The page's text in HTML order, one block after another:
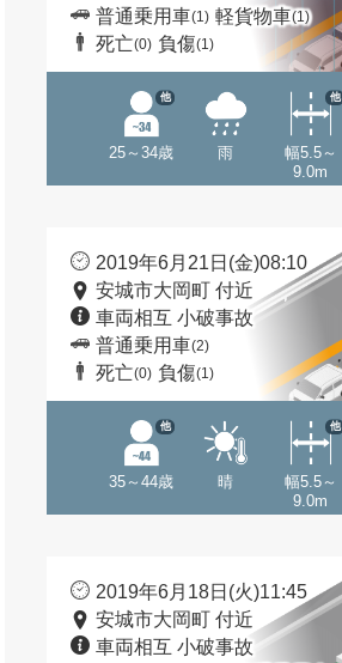
普通乗用車(1) 軽貨物車(1)
死亡(0) 負傷(1)
25～34歳
他
雨
幅5.5～
9.0m
他
2019年6月21日(金)08:10
安城市大岡町 付近
車両相互 小破事故
普通乗用車(2)
死亡(0) 負傷(1)
35～44歳
他
晴
幅5.5～
9.0m
他
2019年6月18日(火)11:45
安城市大岡町 付近
車両相互 小破事故